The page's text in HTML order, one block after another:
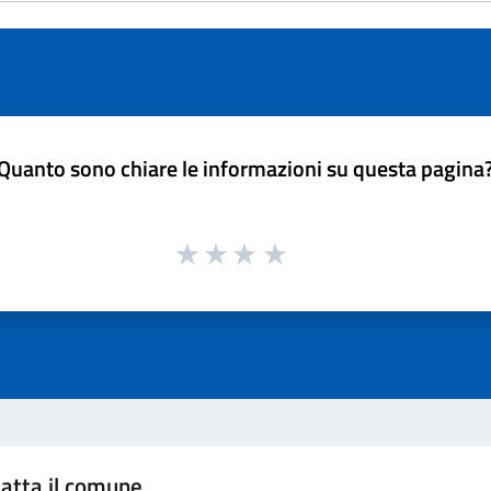
sono chiare le informazioni su questa